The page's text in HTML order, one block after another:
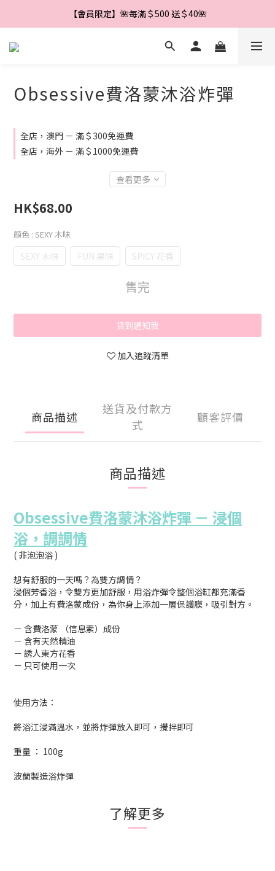
【會員限定】🌼新會員註冊即享＄888 優惠券🌼
【會員限定】🌺每滿＄500 送＄40🌺
【會員限定】🌼新會員註冊即享＄888 優惠券🌼
Obsessive費洛蒙沐浴炸彈
全店，澳門 － 滿＄300免運費
全店，海外 － 滿＄1000免運費
查看更多
HK$68.00
顏色 : SEXY 木味
SEXY 木味 FUN 果味 SPICY 花香
售完
貨到通知我
加入追蹤清單
商品描述
送貨及付款方
式
顧客評價
商品描述
Obsessive費洛蒙沐浴炸彈 － 浸個
浴，調調情
( 非泡泡浴 )
想有舒服的一天嗎？為雙方調情？
浸個芳香浴，令雙方更加舒服，用浴炸彈令整個浴缸都充滿香
分，加上有費洛蒙成份，為你身上添加一層保護膜，吸引對方。
－ 含費洛蒙 （信息素）成份
－ 含有天然精油
－ 誘人東方花香
－ 只可使用一次
使用方法：
將浴江浸滿溫水，並將炸彈放入即可，攪拌即可
重量 ： 100g
波蘭製造浴炸彈
了解更多